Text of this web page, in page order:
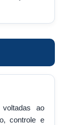
ao
controle e